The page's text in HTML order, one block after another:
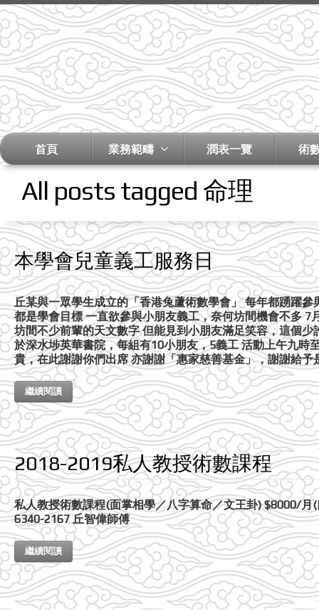
首頁 業務範疇 潤表一覽 術
All posts tagged 命理
本學會兒童義工服務日
丘某與一眾學生成立的「香港兔蘆術數學會」 每年都踴躍
都是學會目標 一直欲參與小朋友義工，奈何坊間機會不多
坊間不少前輩的天文數字 但能見到小朋友滿足笑容，這個
於深水埗英華書院，每組有10小朋友，5義工 活動上午九時
貴，在此謝謝你們出席 亦謝謝「惠家慈善基金」，謝謝給予
繼續閱讀
2018-2019私人教授術數課程
私人教授術數課程(面掌相學／八字算命／文王卦) $8000/
6340-2167 丘智偉師傅
繼續閱讀